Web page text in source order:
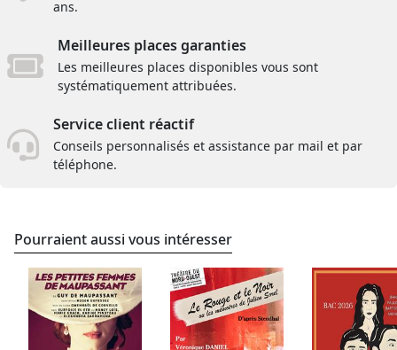
ans.
Meilleures places garanties
Les meilleures places disponibles vous sont
systématiquement attribuées.
Service client réactif
Conseils personnalisés et assistance par mail et par
téléphone.
Pourraient aussi vous intéresser